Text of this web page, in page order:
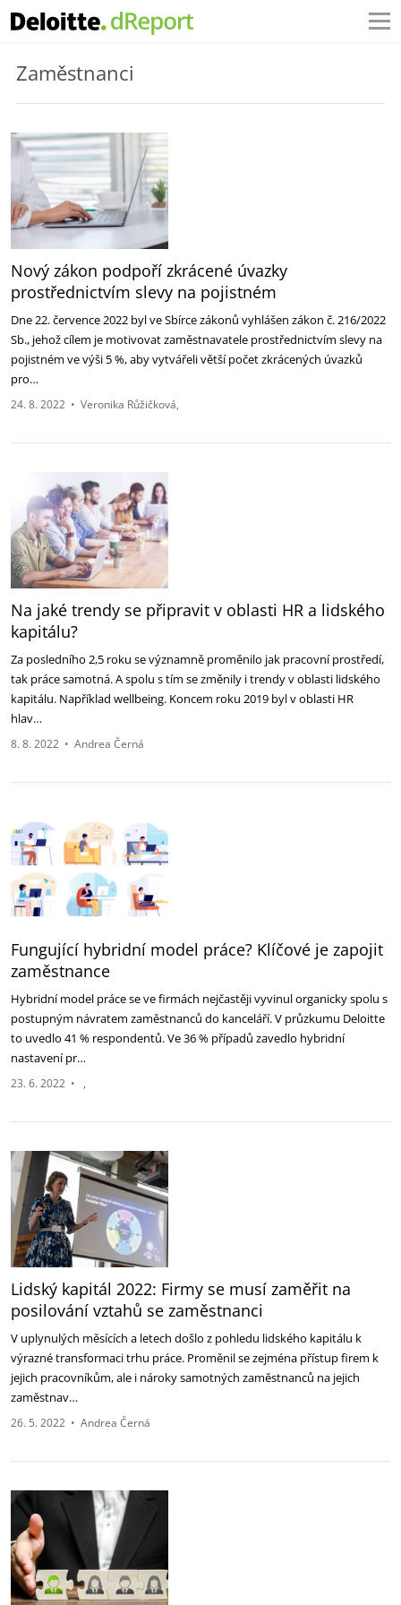
Zaměstnanci
Nový zákon podpoří zkrácené úvazky
prostřednictvím slevy na pojistném
Dne 22. července 2022 byl ve Sbírce zákonů vyhlášen zákon č. 216/2022
Sb., jehož cílem je motivovat zaměstnavatele prostřednictvím slevy na
pojistném ve výši 5 %, aby vytvářeli větší počet zkrácených úvazků
pro…
24. 8. 2022 • Veronika Růžičková
Na jaké trendy se připravit v oblasti HR a lidského
kapitálu?
Za posledního 2,5 roku se významně proměnilo jak pracovní prostředí,
tak práce samotná. A spolu s tím se změnily i trendy v oblasti lidského
kapitálu. Například wellbeing. Koncem roku 2019 byl v oblasti HR
hlav…
8. 8. 2022 • Andrea Černá
Fungující hybridní model práce? Klíčové je zapojit
zaměstnance
Hybridní model práce se ve firmách nejčastěji vyvinul organicky spolu s
postupným návratem zaměstnanců do kanceláří. V průzkumu Deloitte
to uvedlo 41 % respondentů. Ve 36 % případů zavedlo hybridní
nastavení pr…
23. 6. 2022 •
Lidský kapitál 2022: Firmy se musí zaměřit na
posilování vztahů se zaměstnanci
V uplynulých měsících a letech došlo z pohledu lidského kapitálu k
výrazné transformaci trhu práce. Proměnil se zejména přístup firem k
jejich pracovníkům, ale i nároky samotných zaměstnanců na jejich
zaměstnav…
26. 5. 2022 • Andrea Černá